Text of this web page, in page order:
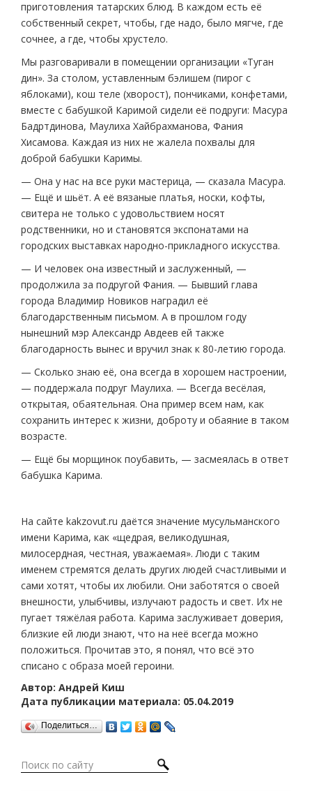
приготовления татарских блюд. В каждом есть её
собственный секрет, чтобы, где надо, было мягче, где
сочнее, а где, чтобы хрустело.
Мы разговаривали в помещении организации «Туган
дин». За столом, уставленным бэлишем (пирог с
яблоками), кош теле (хворост), пончиками, конфетами,
вместе с бабушкой Каримой сидели её подруги: Масура
Бадртдинова, Маулиха Хайбрахманова, Фания
Хисамова. Каждая из них не жалела похвалы для
доброй бабушки Каримы.
— Она у нас на все руки мастерица, — сказала Масура.
— Ещё и шьёт. А её вязаные платья, носки, кофты,
свитера не только с удовольствием носят
родственники, но и становятся экспонатами на
городских выставках народно-прикладного искусства.
— И человек она известный и заслуженный, —
продолжила за подругой Фания. — Бывший глава
города Владимир Новиков наградил её
благодарственным письмом. А в прошлом году
нынешний мэр Александр Авдеев ей также
благодарность вынес и вручил знак к 80-летию города.
— Сколько знаю её, она всегда в хорошем настроении,
— поддержала подруг Маулиха. — Всегда весёлая,
открытая, обаятельная. Она пример всем нам, как
сохранить интерес к жизни, доброту и обаяние в таком
возрасте.
— Ещё бы морщинок поубавить, — засмеялась в ответ
бабушка Карима.
На сайте kakzovut.ru даётся значение мусульманского
имени Карима, как «щедрая, великодушная,
милосердная, честная, уважаемая». Люди с таким
именем стремятся делать других людей счастливыми и
сами хотят, чтобы их любили. Они заботятся о своей
внешности, улыбчивы, излучают радость и свет. Их не
пугает тяжёлая работа. Карима заслуживает доверия,
близкие ей люди знают, что на неё всегда можно
положиться. Прочитав это, я понял, что всё это
списано с образа моей героини.
Автор: Андрей Киш
Дата публикации материала: 05.04.2019
Поделиться…